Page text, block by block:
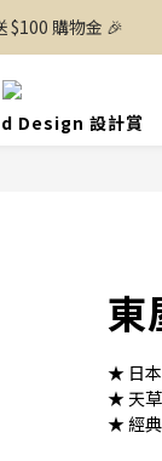
$100 購物金 🎉
Design 設計賞
東
★ 日本
★ 天草
★ 經典